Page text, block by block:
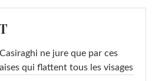
ne jure que par ces
qui flattent tous les visages